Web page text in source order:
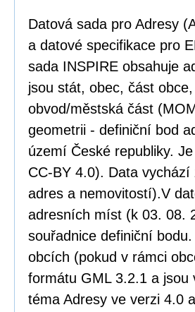
Datová sada pro Adresy
a datové specifikace pro
sada INSPIRE obsahuje
jsou stát, obec, část
obvod/městská část
geometrii - definiční bod
území České republiky.
CC-BY 4.0). Data
adres a nemovitostí).V
adresních míst (k 03. 08.
souřadnice definiční
obcích (pokud v rámci
formátu GML 3.2.1 a jsou
téma Adresy ve verzi 4.0